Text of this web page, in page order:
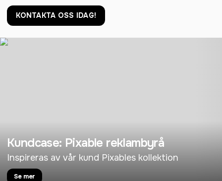
KONTAKTA OSS IDAG!
Kundcase: Pixable reklambyrå
Inspireras av vår kund Pixables kollektion
Se mer